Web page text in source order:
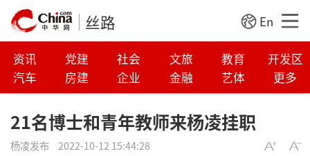
丝路 En
资讯 党建 社会 文旅 教育
开发区
汽车
房建 企业 金融 艺体 更多
21名博士和青年教师来杨凌挂职
杨凌发布 2022-10-12 15:44:28